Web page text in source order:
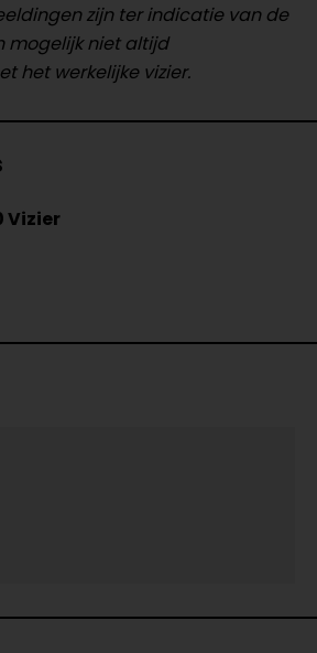
zijn ter indicatie van de
mogelijk niet altijd
het werkelijke vizier.
Vizier